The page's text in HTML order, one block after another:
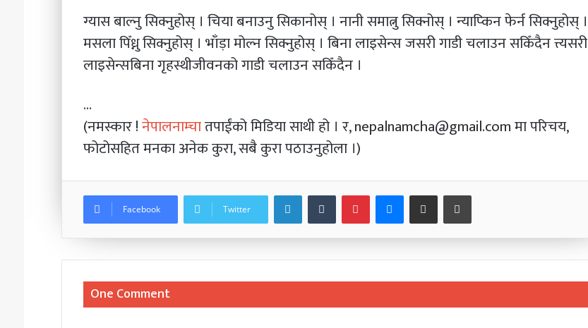
ग्यास बाल्नु सिक्नुहोस् । चिया बनाउनु सिकानोस् । नानी समात्नु सिक्नोस् । न्याप्किन फेर्न सिक्नुहोस् ।
मसला पिँध्नु सिक्नुहोस् । भाँड़ा मोल्न सिक्नुहोस् । बिना लाइसेन्स जसरी गाडी चलाउन सकिँदैन त्त्यसरी
लाइसेन्सबिना गृहस्थीजीवनको गाडी चलाउन सकिँदैन ।
…
(नमस्कार !नेपालनाम्चातपाईंको मिडिया साथी हो । र, nepalnamcha@gmail.com मा परिचय,
फोटोसहित मनका अनेक कुरा, सबै कुरा पठाउनुहोला ।)
Facebook Twitter
LinkedInTumblrPinterestMessenger
Share via Email Print
One Comment